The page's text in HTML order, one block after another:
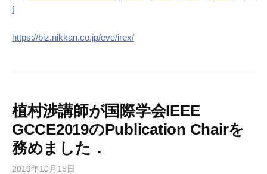
f
https://biz.nikkan.co.jp/eve/irex/
植村渉講師が国際学会IEEE
GCCE2019のPublication Chairを
務めました．
2019年10月15日